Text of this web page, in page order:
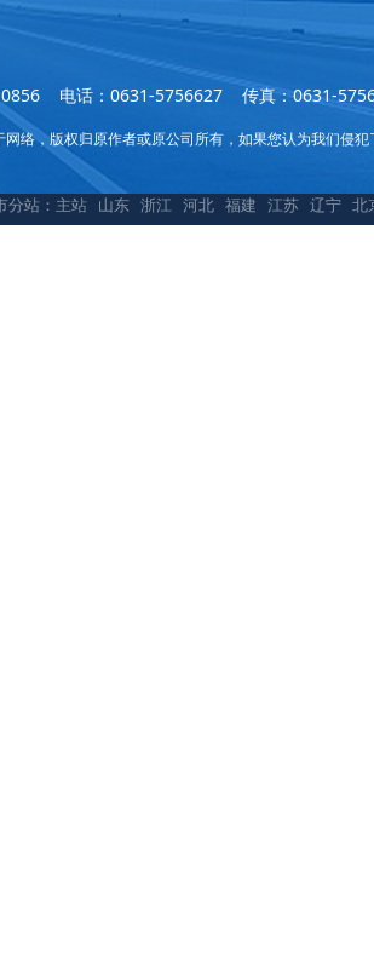
电话：0631-5756627 传真：0631-
络，版权归原作者或原公司所有，如果您认为我们侵
分站： 主站 山东 浙江 河北 福建 江苏 辽宁 北